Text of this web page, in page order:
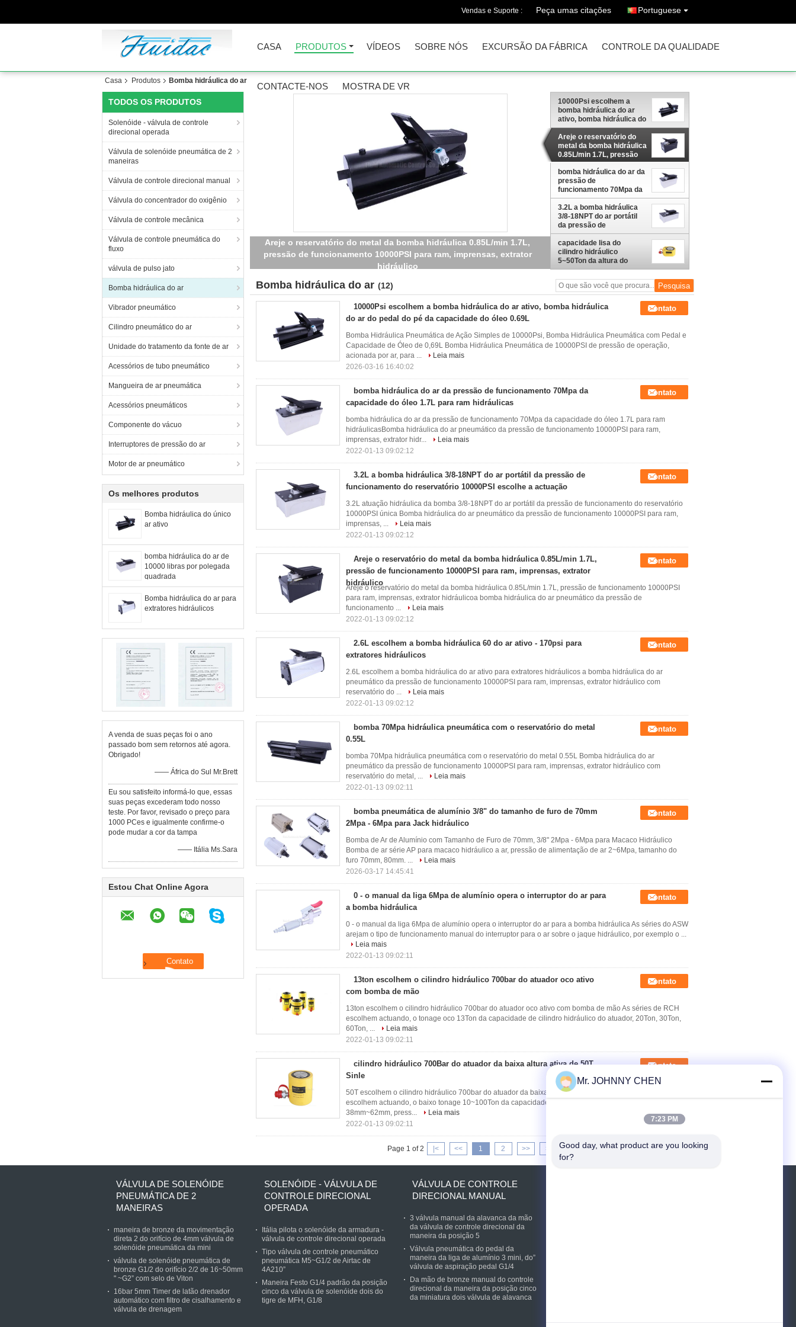
Vendas e Suporte : Peça umas citações Portuguese
CASA PRODUTOS VÍDEOS SOBRE NÓS EXCURSÃO DA FÁBRICA CONTROLE DA QUALIDADE
CONTACTE-NOS MOSTRA DE VR
Casa Produtos Bomba hidráulica do ar
TODOS OS PRODUTOS
Solenóide - válvula de controle
direcional operada
Válvula de solenóide pneumática de 2
maneiras
Válvula de controle direcional manual
Válvula do concentrador do oxigênio
Válvula de controle mecânica
Válvula de controle pneumática do
fluxo
válvula de pulso jato
Bomba hidráulica do ar
Vibrador pneumático
Cilindro pneumático do ar
Unidade do tratamento da fonte de ar
Acessórios de tubo pneumático
Mangueira de ar pneumática
Acessórios pneumáticos
Componente do vácuo
Interruptores de pressão do ar
Motor de ar pneumático
Os melhores produtos
Bomba hidráulica do único
ar ativo
bomba hidráulica do ar de
10000 libras por polegada
quadrada
Bomba hidráulica do ar para
extratores hidráulicos
A venda de suas peças foi o ano
passado bom sem retornos até agora.
Obrigado!
—— África do Sul Mr.Brett
Eu sou satisfeito informá-lo que, essas
suas peças excederam todo nosso
teste. Por favor, revisado o preço para
1000 PCes e igualmente confirme-o
pode mudar a cor da tampa
—— Itália Ms.Sara
Estou Chat Online Agora
Areje o reservatório do metal da bomba hidráulica 0.85L/min 1.7L,
pressão de funcionamento 10000PSI para ram, imprensas, extrator
hidráulico
10000Psi escolhem a
bomba hidráulica do ar
ativo, bomba hidráulica do
ar do pedal do pé da
capacidade do óleo 0.69L
Areje o reservatório do
metal da bomba hidráulica
0.85L/min 1.7L, pressão
de funcionamento
10000PSI para ram,
imprensas, extrator
hidráulico
bomba hidráulica do ar da
pressão de
funcionamento 70Mpa da
capacidade do óleo 1.7L
para ram hidráulicas
3.2L a bomba hidráulica
3/8-18NPT do ar portátil
da pressão de
funcionamento do
reservatório 10000PSI
escolhe a actuação
capacidade lisa do
cilindro hidráulico
5~50Ton da altura do
curso de 6~16mm únicas
ram hidráulicas de
actuação da baixa
Bomba hidráulica do ar (12)
10000Psi escolhem a bomba hidráulica do ar ativo, bomba hidráulica
do ar do pedal do pé da capacidade do óleo 0.69L
Contato
Bomba Hidráulica Pneumática de Ação Simples de 10000Psi, Bomba Hidráulica Pneumática com Pedal e
Capacidade de Óleo de 0,69L Bomba Hidráulica Pneumática de 10000PSI de pressão de operação,
acionada por ar, para ...
Leia mais
2026-03-16 16:40:02
bomba hidráulica do ar da pressão de funcionamento 70Mpa da
capacidade do óleo 1.7L para ram hidráulicas
Contato
bomba hidráulica do ar da pressão de funcionamento 70Mpa da capacidade do óleo 1.7L para ram
hidráulicasBomba hidráulica do ar pneumático da pressão de funcionamento 10000PSI para ram,
imprensas, extrator hidr...
Leia mais
2022-01-13 09:02:12
3.2L a bomba hidráulica 3/8-18NPT do ar portátil da pressão de
funcionamento do reservatório 10000PSI escolhe a actuação
Contato
3.2L atuação hidráulica da bomba 3/8-18NPT do ar portátil da pressão de funcionamento do reservatório
10000PSI única Bomba hidráulica do ar pneumático da pressão de funcionamento 10000PSI para ram,
imprensas, ...
Leia mais
2022-01-13 09:02:12
Areje o reservatório do metal da bomba hidráulica 0.85L/min 1.7L,
pressão de funcionamento 10000PSI para ram, imprensas, extrator
hidráulico
Contato
Areje o reservatório do metal da bomba hidráulica 0.85L/min 1.7L, pressão de funcionamento 10000PSI
para ram, imprensas, extrator hidráulicoa bomba hidráulica do ar pneumático da pressão de
funcionamento ...
Leia mais
2022-01-13 09:02:12
2.6L escolhem a bomba hidráulica 60 do ar ativo - 170psi para
extratores hidráulicos
Contato
2.6L escolhem a bomba hidráulica do ar ativo para extratores hidráulicos a bomba hidráulica do ar
pneumático da pressão de funcionamento 10000PSI para ram, imprensas, extrator hidráulico com
reservatório do ...
Leia mais
2022-01-13 09:02:12
bomba 70Mpa hidráulica pneumática com o reservatório do metal
0.55L
Contato
bomba 70Mpa hidráulica pneumática com o reservatório do metal 0.55L Bomba hidráulica do ar
pneumático da pressão de funcionamento 10000PSI para ram, imprensas, extrator hidráulico com
reservatório do metal, ...
Leia mais
2022-01-13 09:02:11
bomba pneumática de alumínio 3/8" do tamanho de furo de 70mm
2Mpa - 6Mpa para Jack hidráulico
Contato
Bomba de Ar de Alumínio com Tamanho de Furo de 70mm, 3/8" 2Mpa - 6Mpa para Macaco Hidráulico
Bomba de ar série AP para macaco hidráulico a ar, pressão de alimentação de ar 2~6Mpa, tamanho do
furo 70mm, 80mm. ...
Leia mais
2026-03-17 14:45:41
0 - o manual da liga 6Mpa de alumínio opera o interruptor do ar para
a bomba hidráulica
Contato
0 - o manual da liga 6Mpa de alumínio opera o interruptor do ar para a bomba hidráulica As séries do ASW
arejam o tipo de funcionamento manual do interruptor para o ar sobre o jaque hidráulico, por exemplo o ...
Leia mais
2022-01-13 09:02:11
13ton escolhem o cilindro hidráulico 700bar do atuador oco ativo
com bomba de mão
Contato
13ton escolhem o cilindro hidráulico 700bar do atuador oco ativo com bomba de mão As séries de RCH
escolhem actuando, o tonage oco 13Ton da capacidade de cilindro hidráulico do atuador, 20Ton, 30Ton,
60Ton, ...
Leia mais
2022-01-13 09:02:11
cilindro hidráulico 700Bar do atuador da baixa altura ativa de 50T
Sinle
Contato
50T escolhem o cilindro hidráulico 700bar do atuador da baixa altura ativa As séries de FPY-RSC
escolhem actuando, o baixo tonage 10~100Ton da capacidade de cilindro hidráulico da altura, curso
38mm~62mm, press...
Leia mais
2022-01-13 09:02:11
Page 1 of 2 |< << 1 2 >> >|
VÁLVULA DE SOLENÓIDE
PNEUMÁTICA DE 2
MANEIRAS
maneira de bronze da movimentação
direta 2 do orifício de 4mm válvula de
solenóide pneumática da mini
válvula de solenóide pneumática de
bronze G1/2 do orifício 2/2 de 16~50mm
" ~G2” com selo de Viton
16bar 5mm Timer de latão drenador
automático com filtro de cisalhamento e
válvula de drenagem
SOLENÓIDE - VÁLVULA DE
CONTROLE DIRECIONAL
OPERADA
Itália pilota o solenóide da armadura -
válvula de controle direcional operada
Tipo válvula de controle pneumático
pneumática M5~G1/2 de Airtac de
4A210”
Maneira Festo G1/4 padrão da posição
cinco da válvula de solenóide dois do
tigre de MFH, G1/8
VÁLVULA DE CONTROLE
DIRECIONAL MANUAL
3 válvula manual da alavanca da mão
da válvula de controle direcional da
maneira da posição 5
Válvula pneumática do pedal da
maneira da liga de alumínio 3 mini, do”
válvula de aspiração pedal G1/4
Da mão de bronze manual do controle
direcional da maneira da posição cinco
da miniatura dois válvula de alavanca
Mr. JOHNNY CHEN
7:23 PM
Good day, what product are you looking
for?